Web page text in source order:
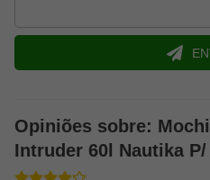
Material:Poliester oxford
Opiniões sobre:
Intruder 60l Nautika